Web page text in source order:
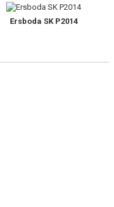
Ersboda SK P2014